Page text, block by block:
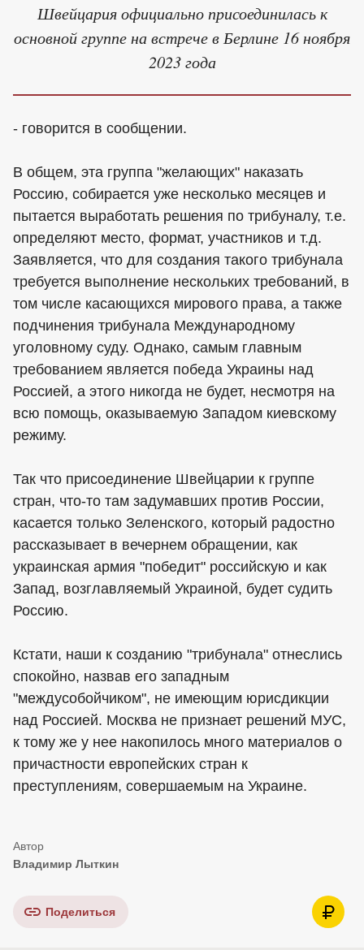
Швейцария официально присоединилась к
основной группе на встрече в Берлине 16 ноября
2023 года
- говорится в сообщении.
В общем, эта группа "желающих" наказать
Россию, собирается уже несколько месяцев и
пытается выработать решения по трибуналу, т.е.
определяют место, формат, участников и т.д.
Заявляется, что для создания такого трибунала
требуется выполнение нескольких требований, в
том числе касающихся мирового права, а также
подчинения трибунала Международному
уголовному суду. Однако, самым главным
требованием является победа Украины над
Россией, а этого никогда не будет, несмотря на
всю помощь, оказываемую Западом киевскому
режиму.
Так что присоединение Швейцарии к группе
стран, что-то там задумавших против России,
касается только Зеленского, который радостно
рассказывает в вечернем обращении, как
украинская армия "победит" российскую и как
Запад, возглавляемый Украиной, будет судить
Россию.
Кстати, наши к созданию "трибунала" отнеслись
спокойно, назвав его западным
"междусобойчиком", не имеющим юрисдикции
над Россией. Москва не признает решений МУС,
к тому же у нее накопилось много материалов о
причастности европейских стран к
преступлениям, совершаемым на Украине.
Владимир Лыткин
Поделиться